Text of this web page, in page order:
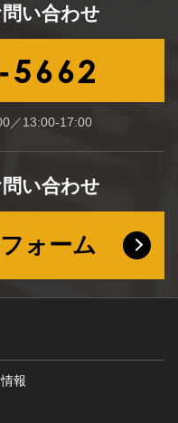
い合わせ
／13:00-17:00
い合わせ
ォーム
報